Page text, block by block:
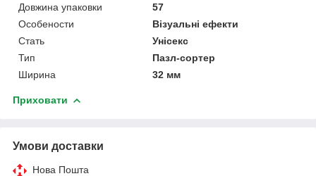
Довжина упаковки
57
Особености
Візуальні ефекти
Стать
Унісекс
Тип
Пазл-сортер
Ширина
32 мм
Приховати
Умови доставки
Нова Пошта